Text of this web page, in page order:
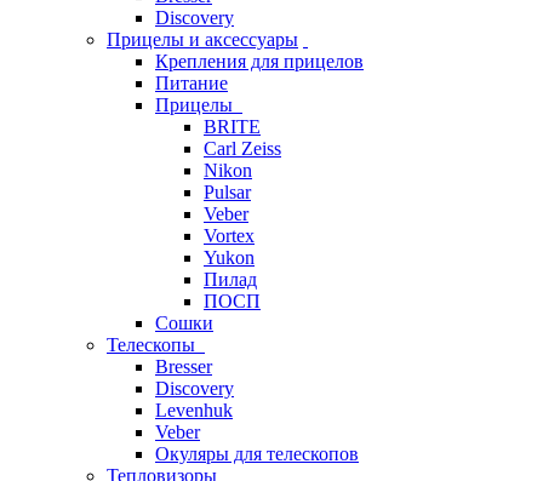
Discovery
Прицелы и аксессуары
Крепления для прицелов
Питание
Прицелы
BRITE
Carl Zeiss
Nikon
Pulsar
Veber
Vortex
Yukon
Пилад
ПОСП
Сошки
Телескопы
Bresser
Discovery
Levenhuk
Veber
Окуляры для телескопов
Тепловизоры